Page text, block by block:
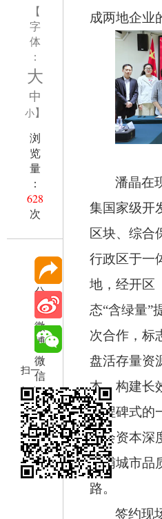
【
字
体
：
大
中
小】
浏
览
量
：
628
次
分
享
微
博
微
信
扫一
扫在
手机
打开
当前
页
成两地企业
潘晶在
集国家级开
区块、综合
行政区于一
地，经开区
态“含绿量”
次合作，标
盘活存量资
本、构建长
里程碑式的
社会资本深
反哺城市品
路。
签约现